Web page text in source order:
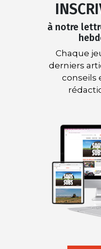
à notre
Chaque
derniers
conseils